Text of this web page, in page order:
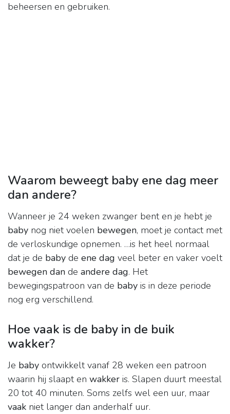
beheersen en gebruiken.
Waarom beweegt baby ene dag meer
dan andere?
Wanneer je 24 weken zwanger bent en je hebt je
baby nog niet voelen bewegen, moet je contact met
de verloskundige opnemen. …is het heel normaal
dat je de baby de ene dag veel beter en vaker voelt
bewegen dan de andere dag. Het
bewegingspatroon van de baby is in deze periode
nog erg verschillend.
Hoe vaak is de baby in de buik
wakker?
Je baby ontwikkelt vanaf 28 weken een patroon
waarin hij slaapt en wakker is. Slapen duurt meestal
20 tot 40 minuten. Soms zelfs wel een uur, maar
vaak niet langer dan anderhalf uur.